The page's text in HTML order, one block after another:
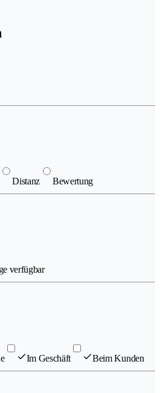
Distanz Bewertung
verfügbar
Im Geschäft Beim Kunden